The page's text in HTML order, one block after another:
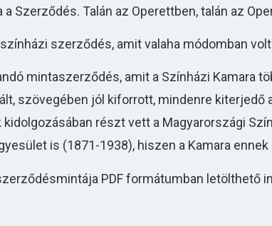
Szerződés. Talán az Operettben, talán az
szerződés, amit valaha módomban
mintaszerződés, amit a Színházi Kamara
szövegében jól kiforrott, mindenre kiterjedő
részt vett a Magyarországi
is (1871-1938), hiszen a Kamara
PDF formátumban letölthető